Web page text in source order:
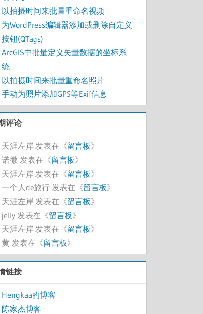
以拍摄时间来批量重命名视频
为WordPress编辑器添加或删除自定义
按钮(QTags)
ArcGIS中批量定义矢量数据的坐标系
统
以拍摄时间来批量重命名照片
手动为照片添加GPS等Exif信息
评论
天涯左岸 发表在《留言板》
诺微 发表在《留言板》
天涯左岸 发表在《留言板》
一个人de旅行 发表在《留言板》
天涯左岸 发表在《留言板》
jelly 发表在《留言板》
天涯左岸 发表在《留言板》
黄 发表在《留言板》
链接
Hengkaa的博客
陈家杰博客